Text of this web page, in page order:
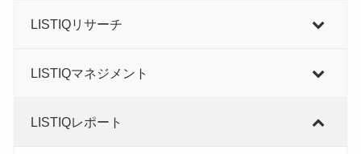
LISTIQリサーチ
LISTIQマネジメント
LISTIQレポート